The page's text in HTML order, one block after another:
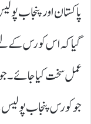
پاکستان اور پنجاب
گیا کہ اس کورس کے
عمل سخت کیا جائے۔
جو کورس پنجاب